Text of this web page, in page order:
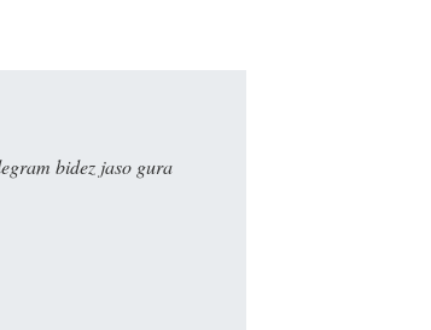
bidez jaso gura